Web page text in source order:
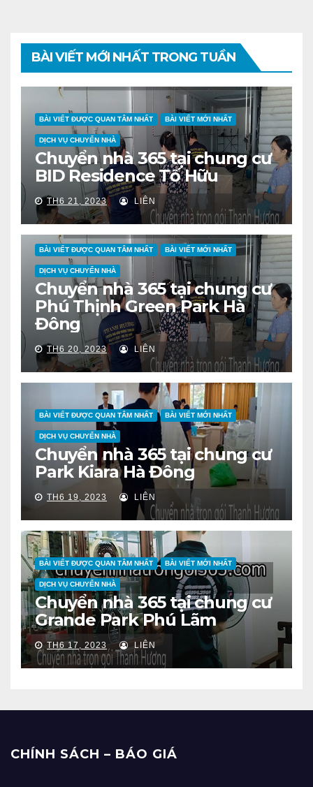
BÀI VIẾT MỚI NHẤT TRONG TUẦN
BÀI VIẾT ĐƯỢC QUAN TÂM NHẤT BÀI VIẾT MỚI NHẤT
DỊCH VỤ CHUYỂN NHÀ
Chuyển nhà 365 tại chung cư
BID Residence Tố Hữu
TH6 21, 2023 LIÊN
BÀI VIẾT ĐƯỢC QUAN TÂM NHẤT BÀI VIẾT MỚI NHẤT
DỊCH VỤ CHUYỂN NHÀ
Chuyển nhà 365 tại chung cư
Phú Thịnh Green Park Hà
Đông
TH6 20, 2023 LIÊN
BÀI VIẾT ĐƯỢC QUAN TÂM NHẤT BÀI VIẾT MỚI NHẤT
DỊCH VỤ CHUYỂN NHÀ
Chuyển nhà 365 tại chung cư
Park Kiara Hà Đông
TH6 19, 2023 LIÊN
BÀI VIẾT ĐƯỢC QUAN TÂM NHẤT BÀI VIẾT MỚI NHẤT
DỊCH VỤ CHUYỂN NHÀ
Chuyển nhà 365 tại chung cư
Grande Park Phú Lãm
TH6 17, 2023 LIÊN
CHÍNH SÁCH – BÁO GIÁ